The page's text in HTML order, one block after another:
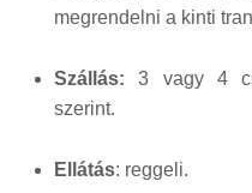
megrendelni a kinti
Szállás:3 vagy 4
szerint.
Ellátás: reggeli.